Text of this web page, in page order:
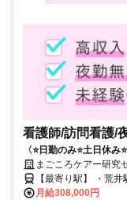
看護師/訪問看護/
〈⭐日勤のみ⭐土日休
護のお仕事です❗️
まごころケアー研究
【最寄り駅】 ・荒
月給308,000円